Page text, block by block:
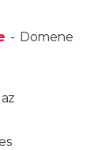
- Domene